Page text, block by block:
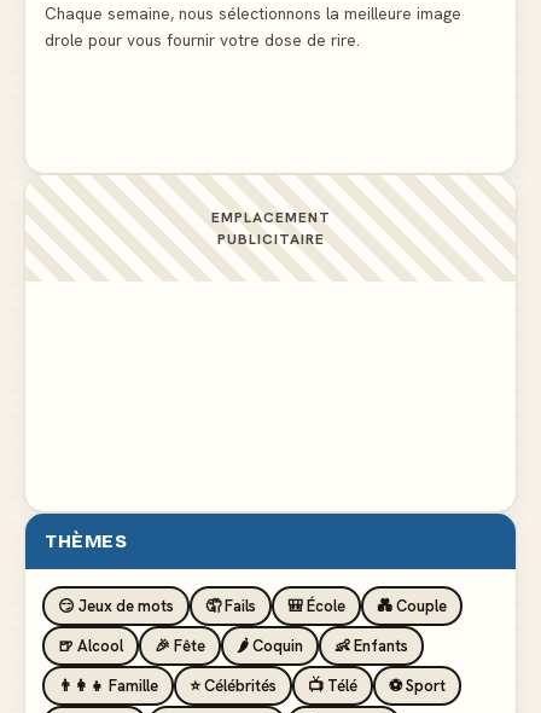
Chaque semaine, nous sélectionnons la meilleure image
drole pour vous fournir votre dose de rire.
EMPLACEMENT
PUBLICITAIRE
THÈMES
😏 Jeux de mots 🤦 Fails 🎒 École
💑 Couple
🍺 Alcool
🎉 Fête 🌶️ Coquin
👶 Enfants
👨‍👩‍👧 Famille
⭐ Célébrités 📺 Télé
⚽ Sport